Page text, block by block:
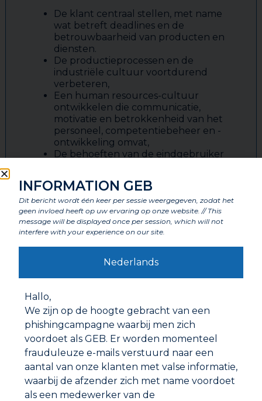
De klant centraal stellen, met name
wat betreft deadlines en de
betrouwbaarheid van producten en
diensten.
De productieprocessen en de
industriële cultuur voortdurend
verbeteren,
Een human resources-cultuur
ontwikkelen die communicatie,
motivatie en betrokkenheid van het
personeel, competentiebeheer en -
ontwikkeling omvat,
De behoeften van de eindgebruiker
producten op de markt te brengen.
INFORMATION GEB
Dit bericht wordt één keer per sessie weergegeven, zodat het
geen invloed heeft op uw ervaring op onze website. // This
message will be displayed once per session, which will not
interfere with your experience on our site.
Nederlands
Hallo,
We zijn op de hoogte gebracht van een
phishingcampagne waarbij men zich
voordoet als GEB. Er worden momenteel
frauduleuze e-mails verstuurd naar een
aantal van onze klanten met valse informatie,
waarbij de afzender zich met name voordoet
als een medewerker van de